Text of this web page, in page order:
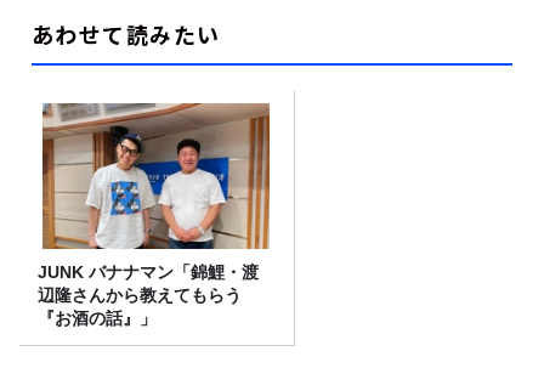
あわせて読みたい
JUNK バナナマン「錦鯉・渡
辺隆さんから教えてもらう
『お酒の話』」